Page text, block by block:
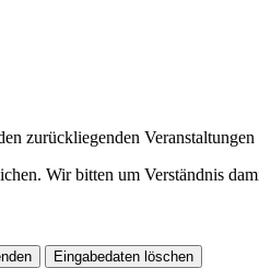
zurückliegenden
Wir bitten um Verständnis